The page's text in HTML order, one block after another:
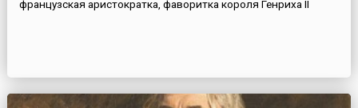
французская аристократка, фаворитка короля Генриха II